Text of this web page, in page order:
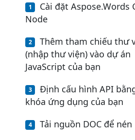
Cài đặt Aspose.Words
Node
Thêm tham chiếu thư
(nhập thư viện) vào dự án
JavaScript của bạn
Định cấu hình API
khóa ứng dụng của bạn
Tải nguồn DOC để nén